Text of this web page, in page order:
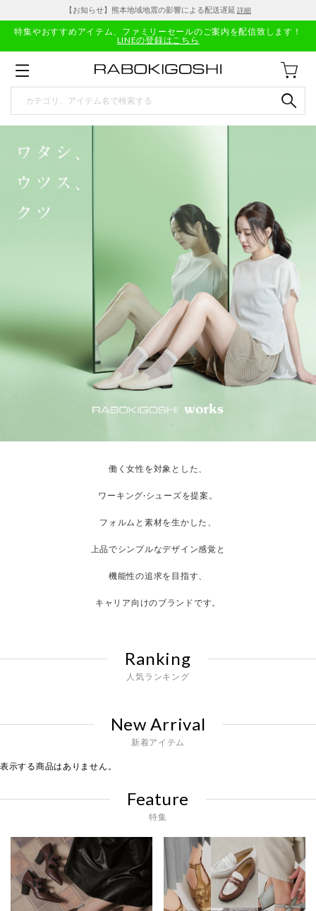
【お知らせ】熊本地域地震の影響による配送遅延 詳細
特集やおすすめアイテム、ファミリーセールのご案内を配信致します！
LINEの登録はこちら
働く女性を対象とした、
ワーキング·シューズを提案。
フォルムと素材を生かした、
上品でシンプルなデザイン感覚と
機能性の追求を目指す、
キャリア向けのブランドです。
Ranking
人気ランキング
New Arrival
新着アイテム
表示する商品はありません。
Feature
特集